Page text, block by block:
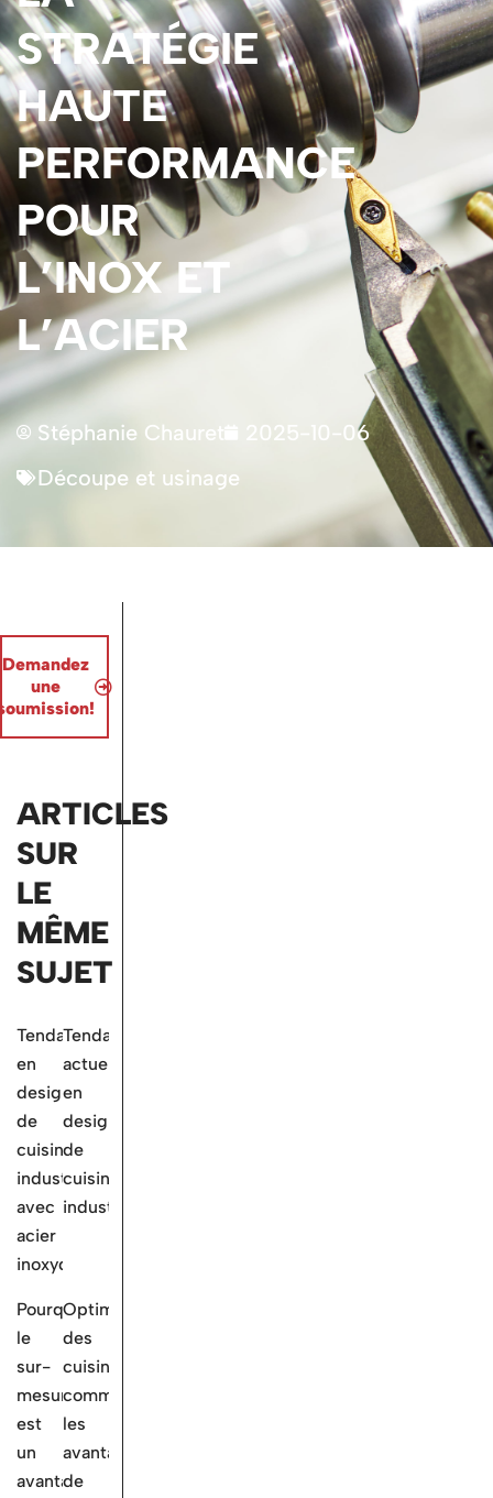
STRATÉGIE
HAUTE
PERFORMANCE
POUR
L’INOX ET
L’ACIER
Stéphanie Chauret
2025-10-06
Découpe et usinage
Demandez
une
ARTICLES
SUR
LE
MÊME
SUJET
Tendances
en
design
de
cuisine
industrielle
avec
acier
inoxydable
Tendances
actuelles
en
design
de
cuisine
industrielle
Pourquoi
le
sur-
mesure
est
un
avantage
Optimisation
des
cuisines
commerciales:
les
avantages
de